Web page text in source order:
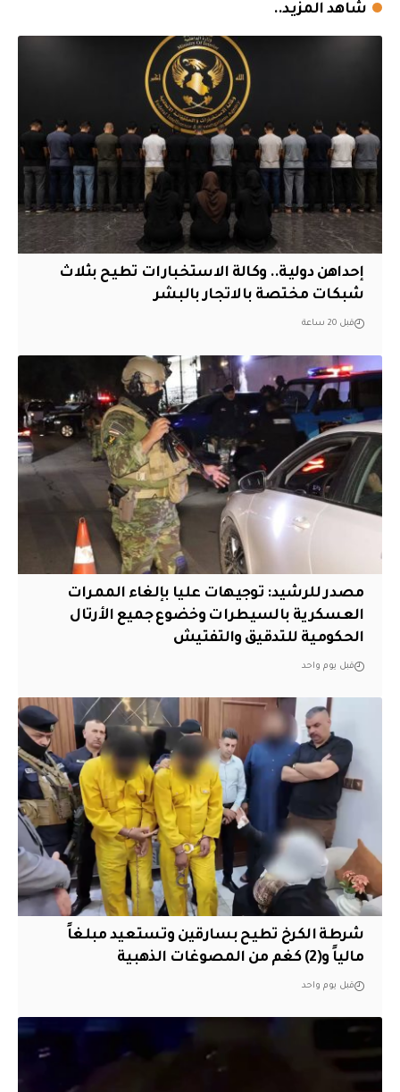
شاهد المزيد..
إحداهن دولية.. وكالة الاستخبارات تطيح بثلاث
شبكات مختصة بالاتجار بالبشر
قبل 20 ساعة
مصدر للرشيد: توجيهات عليا بإلغاء الممرات
العسكرية بالسيطرات وخضوع جميع الأرتال
الحكومية للتدقيق والتفتيش
قبل يوم واحد
شرطة الكرخ تطيح بسارقين وتستعيد مبلغاً
مالياً و(2) كغم من المصوغات الذهبية
قبل يوم واحد